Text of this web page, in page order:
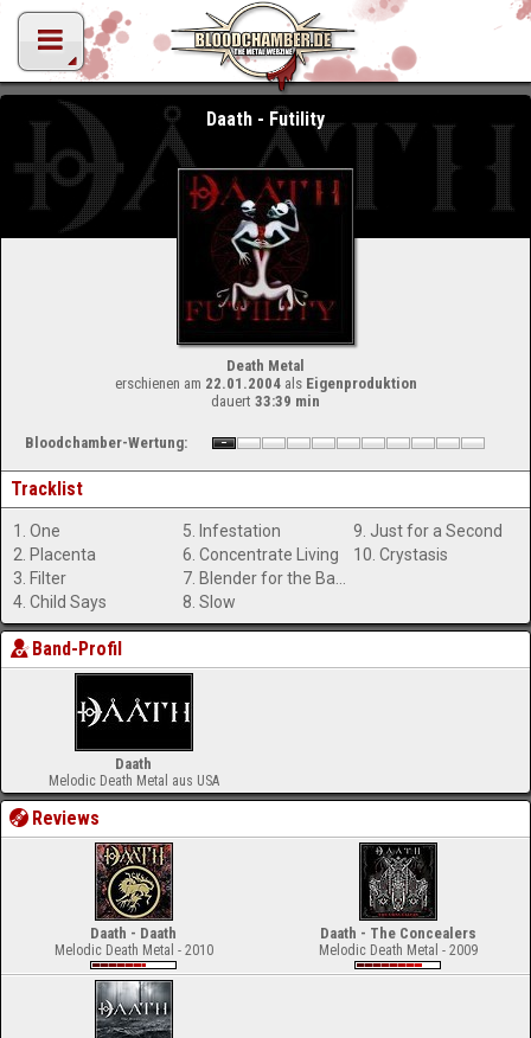
Daath - Futility
Death Metal
erschienen am 22.01.2004als Eigenproduktion
dauert 33:39 min
Bloodchamber-Wertung:
Tracklist
1. One
2. Placenta
3. Filter
4. Child Says
5. Infestation
6. Concentrate Living
8. Slow
9. Just for a Second
10. Crystasis
Band-Profil
Daath
Melodic Death Metal aus USA
Reviews
Daath - Daath
Melodic Death Metal - 2010
Daath - The Concealers
Melodic Death Metal - 2009